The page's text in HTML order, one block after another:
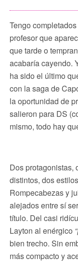
Tengo
profesor que
que tarde o
acabaría cayendo.
ha sido el último
con la saga de
la oportunidad de
salieron para DS
mismo, todo hay
Dos protagonistas,
distintos, dos
Rompecabezas y
alejados entre sí
título. Del casi
Layton al enérgico
bien trecho. Sin
más compacto y